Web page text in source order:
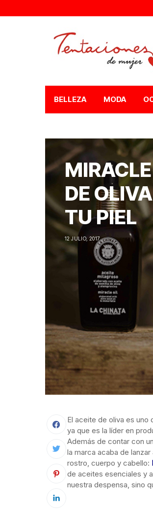
BELLEZA MODA
DE
TU PIEL
12 JULIO, 2017
El aceite de oliva es uno
ya que es la líder en
Además de contar con
la marca acaba de
rostro, cuerpo y cabello:
de aceites esenciales y
nuestra despensa, sino